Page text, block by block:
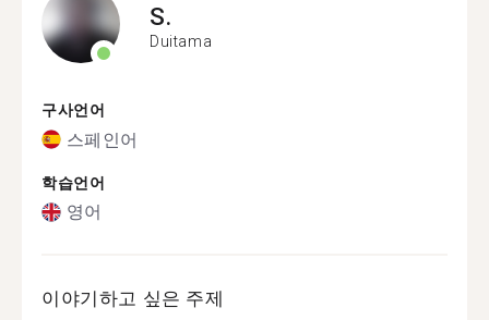
S.
Duitama
구사언어
스페인어
학습언어
영어
이야기하고 싶은 주제